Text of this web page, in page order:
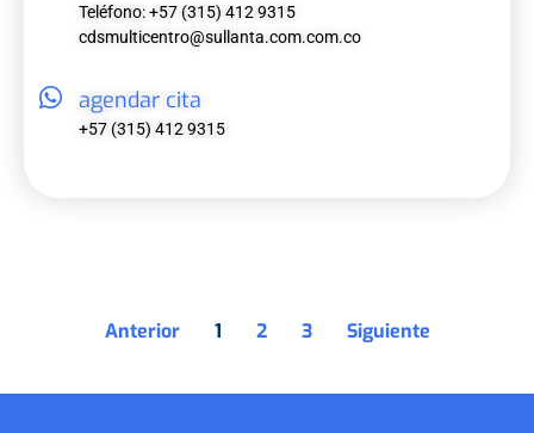
Teléfono: +57 (315) 412 9315
cdsmulticentro@sullanta.com.com.co
agendar cita
+57 (315) 412 9315
Anterior 1 2 3 Siguiente